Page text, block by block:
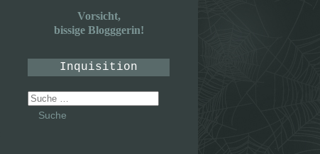
Vorsicht,
bissige Blogggerin!
Inquisition
Suche
nach: